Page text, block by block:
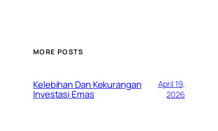
MORE POSTS
Kelebihan Dan Kekurangan
Investasi Emas
April 19,
2026